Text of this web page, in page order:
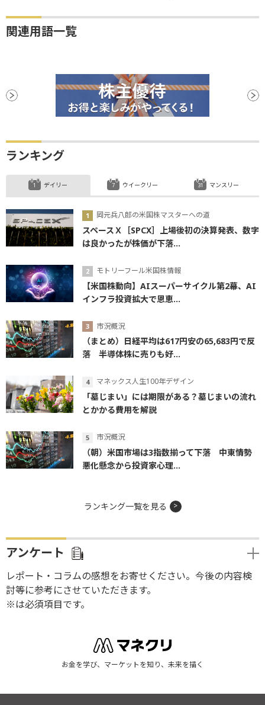
関連用語一覧
ランキング
デイリー
岡元兵八郎の米国株マスターへの道
スペースＸ［SPCX］上場後初の決算発表、数字
は良かったが株価が下落...
モトリーフール米国株情報
【米国株動向】AIスーパーサイクル第2幕、AI
インフラ投資拡大で恩恵...
市況概況
（まとめ）日経平均は617円安の65,683円で反
落 半導体株に売りも好...
マネックス人生100年デザイン
「墓じまい」には期限がある？墓じまいの流れ
とかかる費用を解説
市況概況
（朝）米国市場は3指数揃って下落 中東情勢
悪化懸念から投資家心理...
ウイークリー マンスリー
ランキング一覧を見る
アンケート
レポート・コラムの感想をお寄せください。今後の内容検
討等に参考にさせていただきます。
※は必須項目です。
お金を学び、マーケットを知り、未来を描く